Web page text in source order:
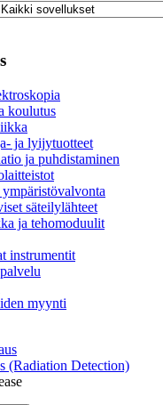
koulutus
ja lyijytuotteet
ja puhdistaminen
säteilylähteet
ja tehomoduulit
instrumentit
myynti
(Radiation Detection)